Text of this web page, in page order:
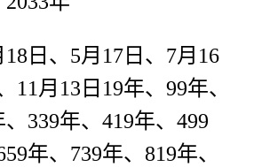
日、5月17日、7月16
11月13日19年、99年、
、339年、419年、499
年、739年、819年、